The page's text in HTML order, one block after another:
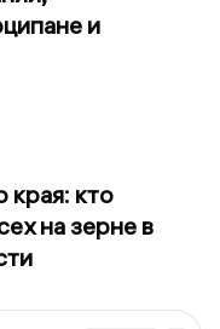
и
края: кто
на зерне в